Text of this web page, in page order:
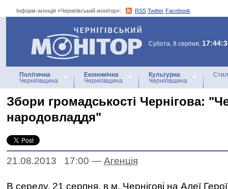
Інформ-агенція «Чернігівський монітор»: RSS Twitter Facebook
Інформ-агенція
«Чернігівський монітор»
Субота, 8 серпня,
Політична
Чернігівщина
Економічна
Чернігівщина
Культурна
Чернігівщина
Збори громадськості Чернігова:
народовладдя"
21.08.2013 17:00 — Агенцiя
В середу, 21 серпня, в м. Чернігові на Алеї